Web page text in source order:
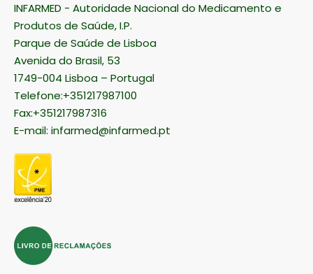
INFARMED - Autoridade Nacional do Medicamento e
Produtos de Saúde, I.P.
Parque de Saúde de Lisboa
Avenida do Brasil, 53
1749-004 Lisboa – Portugal
Telefone:+351217987100
Fax:+351217987316
E-mail: infarmed@infarmed.pt